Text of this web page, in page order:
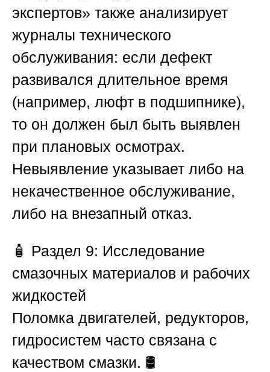
экспертов» также анализирует
журналы технического
обслуживания: если дефект
развивался длительное время
(например, люфт в подшипнике),
то он должен был быть выявлен
при плановых осмотрах.
Невыявление указывает либо на
некачественное обслуживание,
либо на внезапный отказ.
🧴 Раздел 9: Исследование
смазочных материалов и рабочих
жидкостей
Поломка двигателей, редукторов,
гидросистем часто связана с
качеством смазки. 🛢️